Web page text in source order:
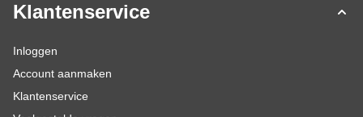
Klantenservice
Inloggen
Account aanmaken
Klantenservice